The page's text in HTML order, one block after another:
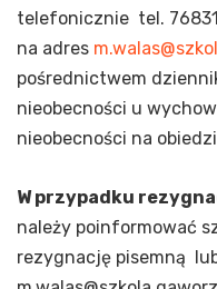
telefonicznie tel.
na adres
pośrednictwem
nieobecności u
nieobecności na
W przypadku
należy poinformować
rezygnację pisemną